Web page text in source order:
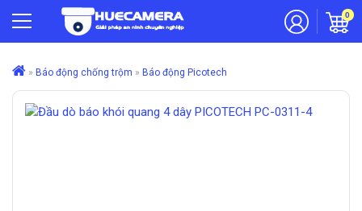
0
» Báo động chống trộm » Báo động Picotech